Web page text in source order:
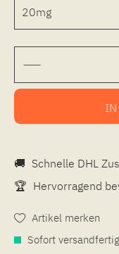
IN
🚚 Schnelle DHL
🏆 Hervorragend
Artikel merken
Sofort